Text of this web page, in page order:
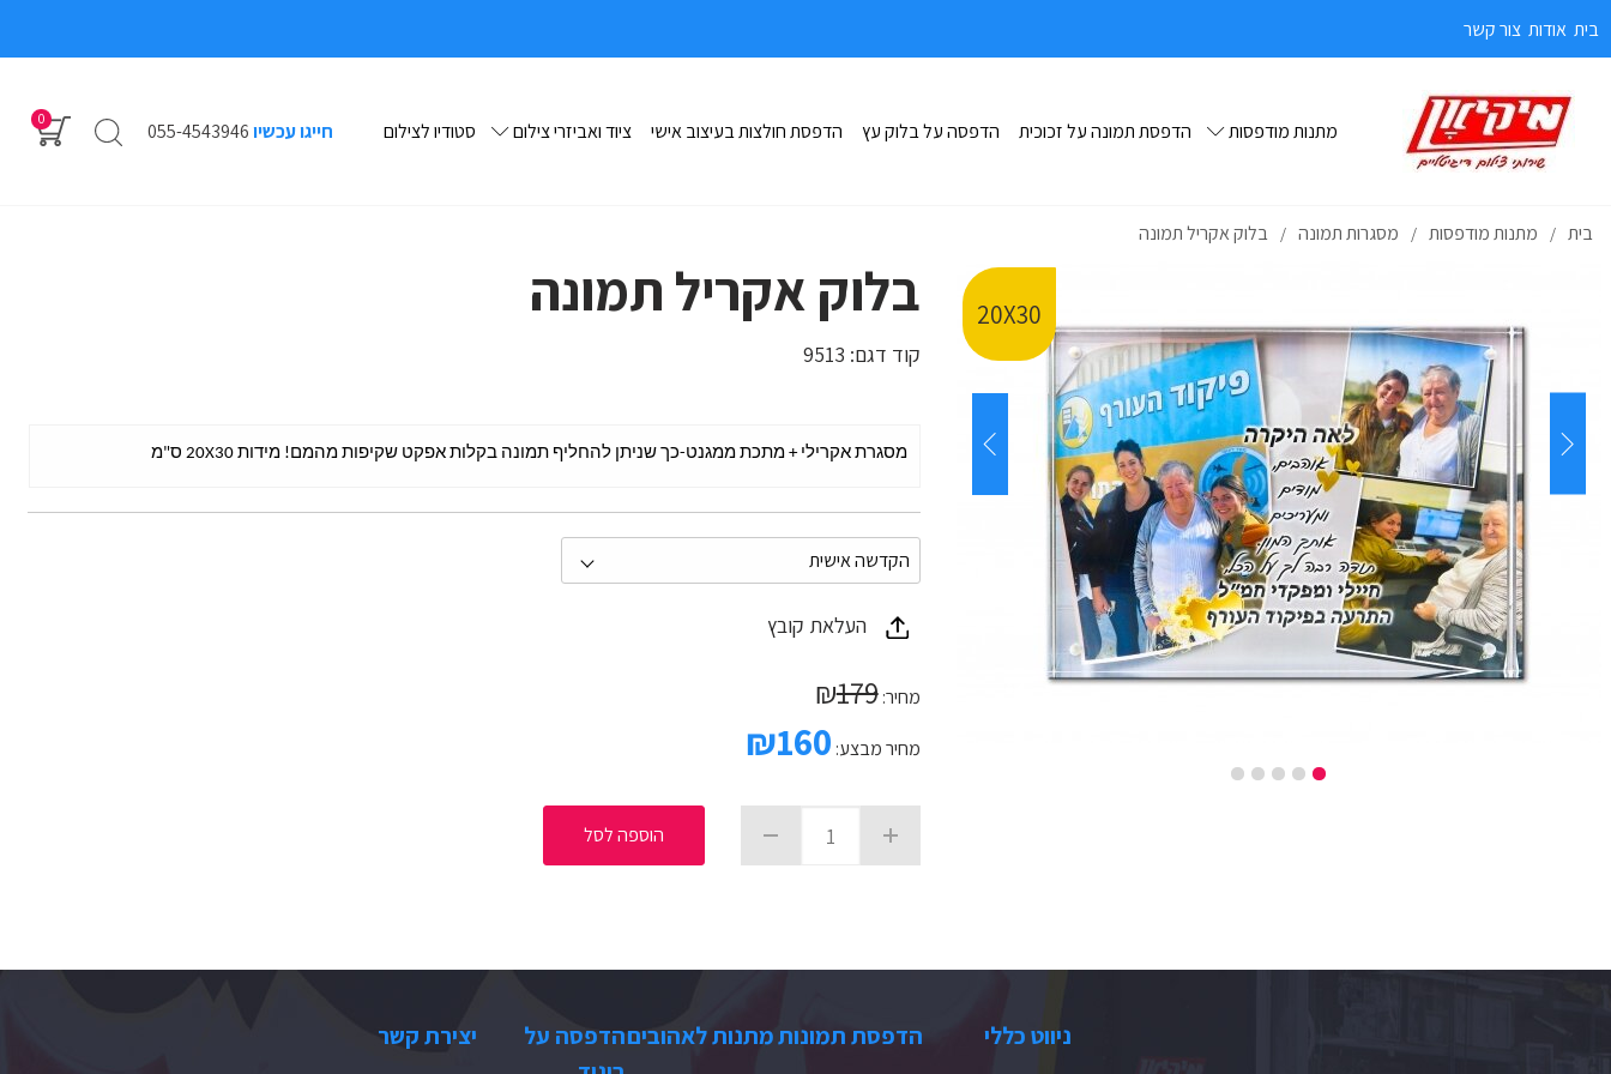
בית אודות צור קשר
מתנות מודפסות הדפסת תמונה על זכוכית הדפסה על בלוק עץ הדפסת חולצות בעיצוב אישי ציוד ואביזרי צילום סטודיו לצילום 0 חייגו עכשיו055-4543946
בית / מתנות מודפסות / מסגרות תמונה / בלוק אקריל תמונה
20X30 בלוק אקריל תמונה
קוד דגם: 9513
מסגרת אקרילי + מתכת ממגנט-כך שניתן להחליף תמונה בקלות אפקט שקיפות מהמם! מידות 20X30 ס"מ
העלאת קובץ
מחיר: ₪179
מחיר מבצע: ₪160
הוספה לסל
ניווט כללי הדפסת תמונותמתנות לאהוביםהדפסה על
יצירת קשר